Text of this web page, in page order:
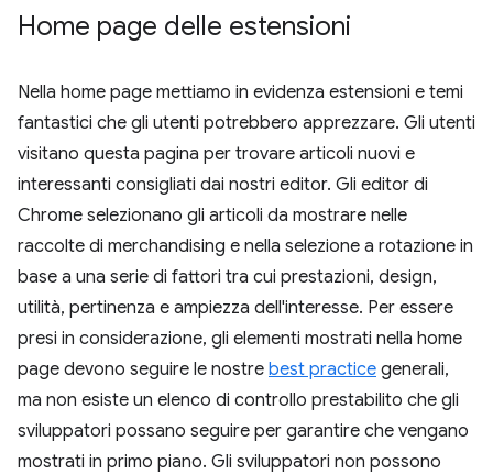
Home page delle estensioni
Nella home page mettiamo in evidenza estensioni e temi
fantastici che gli utenti potrebbero apprezzare. Gli utenti
visitano questa pagina per trovare articoli nuovi e
interessanti consigliati dai nostri editor. Gli editor di
Chrome selezionano gli articoli da mostrare nelle
raccolte di merchandising e nella selezione a rotazione in
base a una serie di fattori tra cui prestazioni, design,
utilità, pertinenza e ampiezza dell'interesse. Per essere
presi in considerazione, gli elementi mostrati nella home
page devono seguire le nostre best practice generali,
ma non esiste un elenco di controllo prestabilito che gli
sviluppatori possano seguire per garantire che vengano
mostrati in primo piano. Gli sviluppatori non possono